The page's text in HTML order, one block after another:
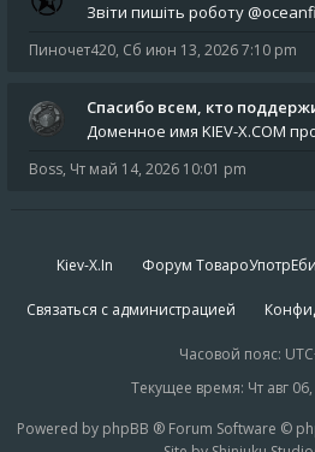
Пиночет420, Сб июн 13, 2026 7:10 pm
Спасибо всем, кто
Boss, Чт май 14, 2026 10:01 pm
Kiev-X.In Форум
Связаться с администрацией
Часовой пояс:
Текущее время: Чт авг
Powered by phpBB ® Forum Software ©